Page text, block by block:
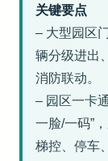
关键要点
– 大型园区
辆分级进出
消防联动。
– 园区一卡
一脸/一码”
梯控、停车